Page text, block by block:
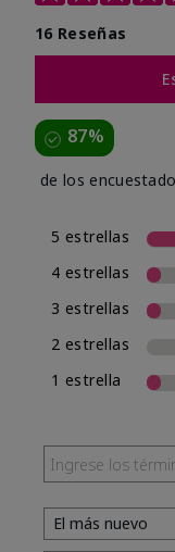
16 Reseñas
87%
de los
5 estrellas
4 estrellas
3 estrellas
2 estrellas
1 estrella